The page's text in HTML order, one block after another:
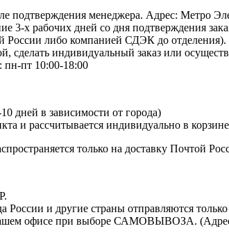
подтверждения менеджера. Адрес: Метро
3-х рабочих дней со дня подтверждения
России либо компанией СДЭК до отделения).
индивидуальный заказ или
пн-пт 10:00-18:00
дней в зависимости от города)
и рассчитывается индивидуально в
только на доставку Почтой
и другие страны отправляются только
офисе при выборе САМОВЫВОЗА. (Адрес